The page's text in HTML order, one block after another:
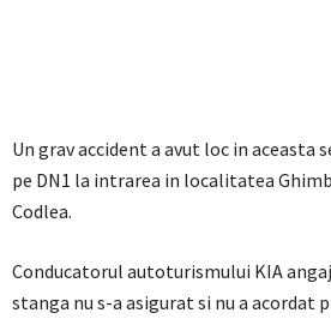
Un grav accident a avut loc in aceasta
pe DN1 la intrarea in localitatea
Codlea.
Conducatorul autoturismului KIA
stanga nu s-a asigurat si nu a acordat